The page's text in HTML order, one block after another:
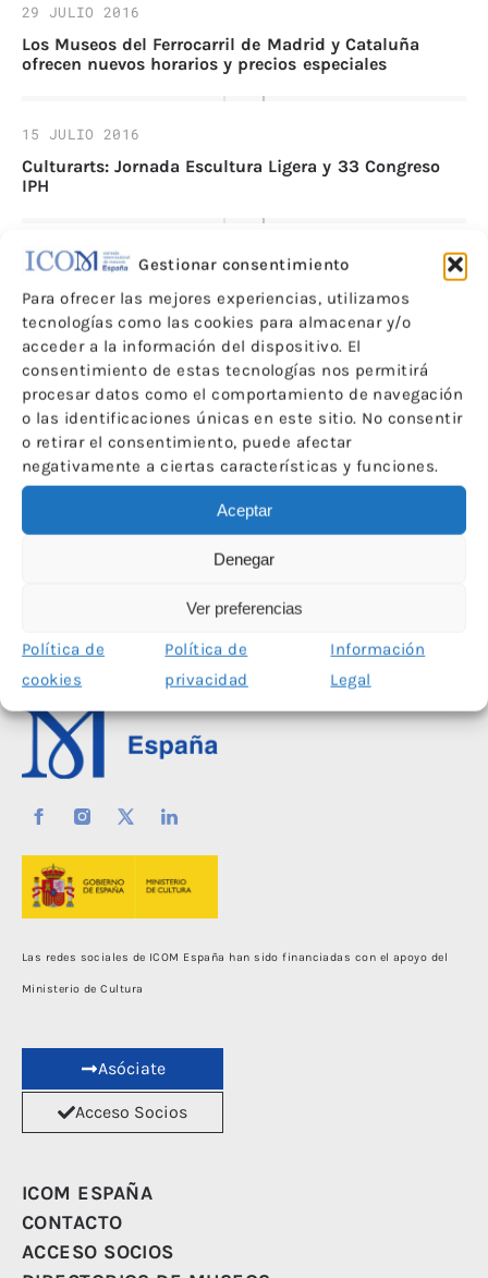
Gestionar consentimiento
Para ofrecer las mejores experiencias, utilizamos
tecnologías como las cookies para almacenar y/o
acceder a la información del dispositivo. El
consentimiento de estas tecnologías nos permitirá
procesar datos como el comportamiento de navegación
o las identificaciones únicas en este sitio. No consentir
o retirar el consentimiento, puede afectar
negativamente a ciertas características y funciones.
Aceptar
Denegar
Ver preferencias
Política de
cookies
Política de
privacidad
Información
Legal
29 JULIO 2016
Los Museos del Ferrocarril de Madrid y Cataluña
ofrecen nuevos horarios y precios especiales
15 JULIO 2016
Culturarts: Jornada Escultura Ligera y 33 Congreso
IPH
1 JULIO 2016
III Congreso Europeo de Joyería «La joya en el Arte y
el Arte en la joya»
15 ABRIL 2016
«Solidez y belleza» Miguel Blay en el Museo del
Prado
373839
Las redes sociales de ICOM España han sido financiadas con el apoyo del
Ministerio de Cultura
Asóciate
Acceso Socios
ICOM ESPAÑA
CONTACTO
ACCESO SOCIOS